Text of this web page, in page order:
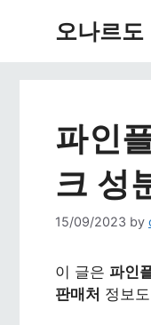
오나르도
파인
크 성
15/09/2023 by
이 글은 파인
판매처 정보